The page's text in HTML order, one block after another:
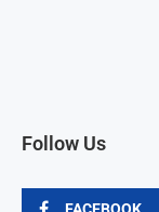
Follow Us